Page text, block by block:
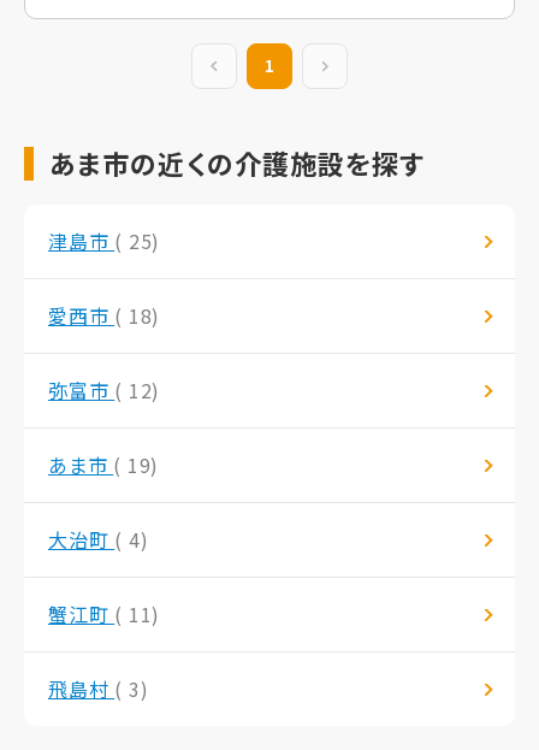
前の20件
1
あま市の近くの介護施設を探す
津島市 ( 25)
愛西市 ( 18)
弥富市 ( 12)
あま市 ( 19)
大治町 ( 4)
蟹江町 ( 11)
飛島村 ( 3)